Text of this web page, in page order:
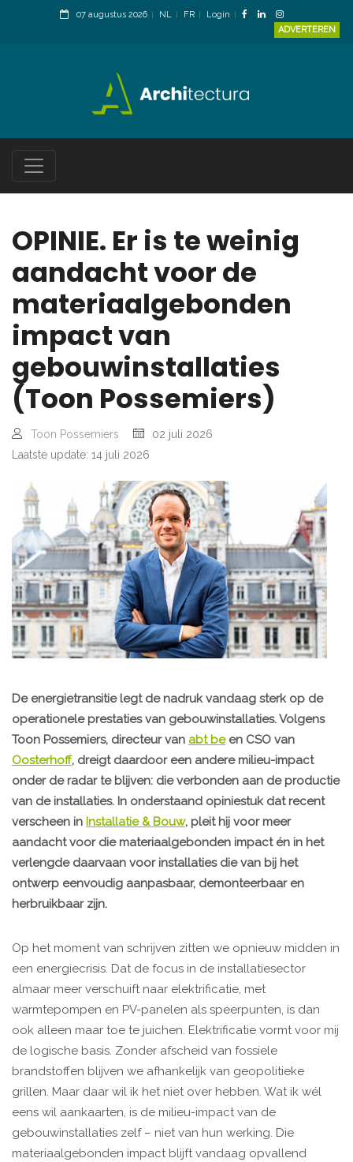
07 augustus 2026 NL FR
Login
ADVERTEREN
OPINIE. Er is te weinig
aandacht voor de
materiaalgebonden
impact van
gebouwinstallaties
(Toon Possemiers)
Toon Possemiers
02 juli 2026
Laatste update: 14 juli 2026
De energietransitie legt de nadruk vandaag sterk op de
operationele prestaties van gebouwinstallaties. Volgens
Toon Possemiers, directeur van abt been CSO van
Oosterhoff, dreigt daardoor een andere milieu-impact
onder de radar te blijven: die verbonden aan de productie
van de installaties. In onderstaand opiniestuk dat recent
verscheen in Installatie & Bouw, pleit hij voor meer
aandacht voor die materiaalgebonden impact én in het
verlengde daarvaan voor installaties die van bij het
ontwerp eenvoudig aanpasbaar, demonteerbaar en
herbruikbaar zijn.
Op het moment van schrijven zitten we opnieuw midden in
een energiecrisis. Dat de focus in de installatiesector
almaar meer verschuift naar elektrificatie, met
warmtepompen en PV-panelen als speerpunten, is dan
ook alleen maar toe te juichen. Elektrificatie vormt voor mij
de logische basis. Zonder afscheid van fossiele
brandstoffen blijven we afhankelijk van geopolitieke
grillen. Maar daar wil ik het niet over hebben. Wat ik wél
eens wil aankaarten, is de milieu-impact van de
gebouwinstallaties zelf – niet van hun werking. Die
materiaalgebonden impact blijft vandaag opvallend